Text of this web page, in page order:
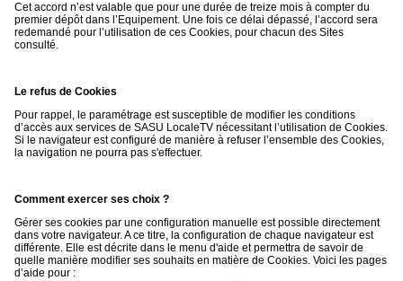
Cet accord n’est valable que pour une durée de treize mois à compter du
premier dépôt dans l’Equipement. Une fois ce délai dépassé, l’accord sera
redemandé pour l’utilisation de ces Cookies, pour chacun des Sites
consulté.
Le refus de Cookies
Pour rappel, le paramétrage est susceptible de modifier les conditions
d’accès aux services de SASU LocaleTV nécessitant l’utilisation de Cookies.
Si le navigateur est configuré de manière à refuser l’ensemble des Cookies,
la navigation ne pourra pas s'effectuer.
Comment exercer ses choix ?
Gérer ses cookies par une configuration manuelle est possible directement
dans votre navigateur. A ce titre, la configuration de chaque navigateur est
différente. Elle est décrite dans le menu d'aide et permettra de savoir de
quelle manière modifier ses souhaits en matière de Cookies. Voici les pages
d’aide pour :